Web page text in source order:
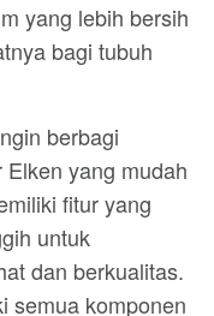
yang lebih bersih
bagi tubuh
berbagi
yang mudah
fitur yang
untuk
dan berkualitas.
semua komponen